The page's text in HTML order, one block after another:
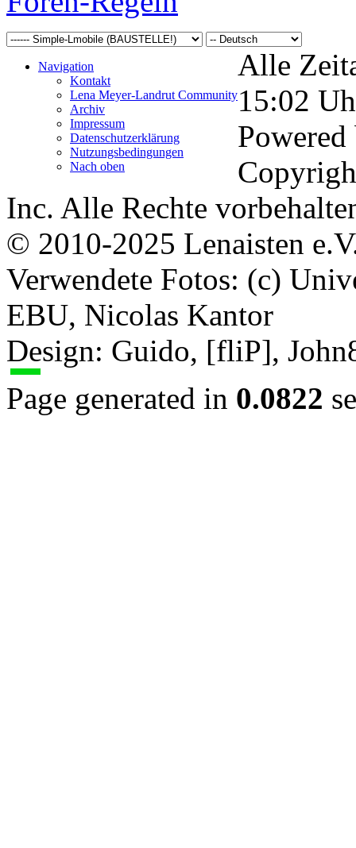
Navigation
Kontakt
Lena Meyer-Landrut Community
Archiv
Impressum
Datenschutzerklärung
Nutzungsbedingungen
Nach oben
Alle
15:02
Inc. Alle Rechte
© 2010-2025 Lenaisten
Verwendete Fotos: (c)
EBU, Nicolas Kantor
Design: Guido, [fliP],
Page generated in 0.0822